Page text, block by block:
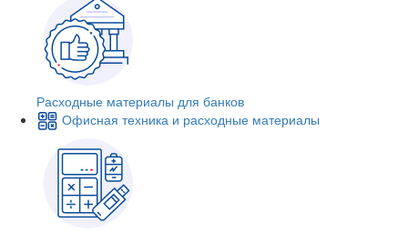
Расходные материалы для банков
Офисная техника и расходные материалы